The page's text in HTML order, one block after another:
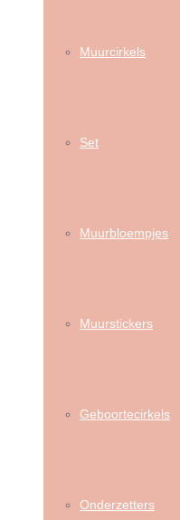
Muurcirkels
Set
Muurbloempjes
Muurstickers
Geboortecirkels
Onderzetters